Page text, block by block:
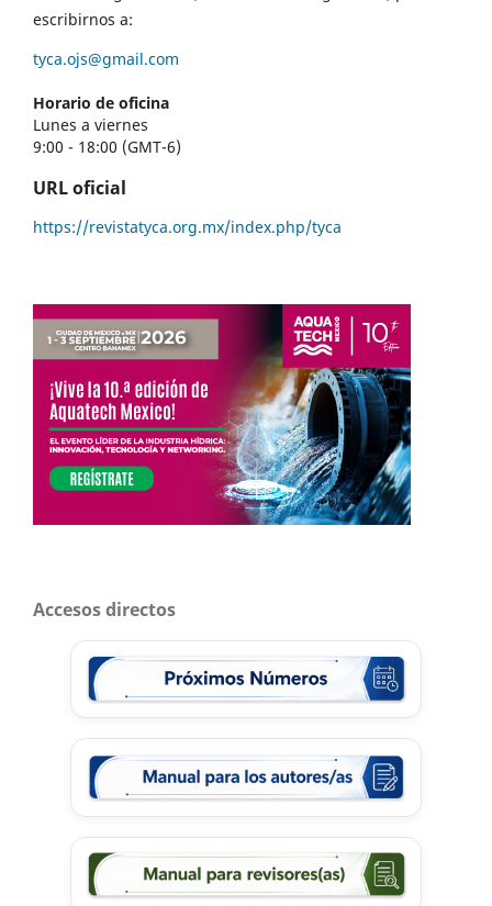
escribirnos a:
tyca.ojs@gmail.com
Horario de oficina
Lunes a viernes
9:00 - 18:00 (GMT-6)
URL oficial
https://revistatyca.org.mx/index.php/tyca
Accesos directos